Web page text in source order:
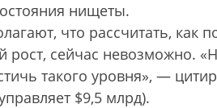
нищеты.
что рассчитать, как
сейчас невозможно.
такого уровня», —
$9,5 млрд).